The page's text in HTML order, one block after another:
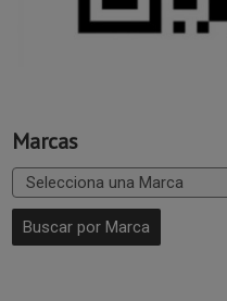
Marcas